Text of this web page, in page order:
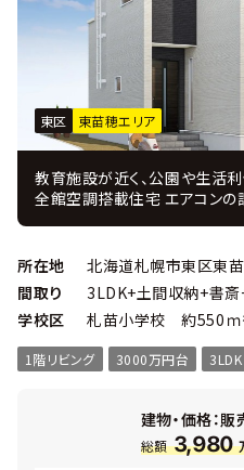
東区 東苗穂エリア
教育施設が近く、公園や生活
全館空調搭載住宅 エアコンの設
がないため、ヒートショックのリスクを軽減
いても、電気代は驚きの低コスト！ ・ヒノキヤグループオリ
ルの全館空調システムです。
所在地
北海道札幌市東区東
間取り
3LDK+土間収納+書斎
学校区
1階リビング 3000万円台 3LDK
建物・価格：
総額 3,980